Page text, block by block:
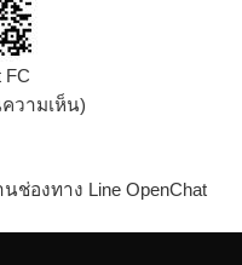
FC
วามเห็น)
องทาง Line OpenChat